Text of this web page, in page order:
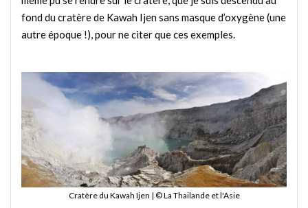
fond du cratère de Kawah Ijen sans masque d’oxygène (une
autre époque !), pour ne citer que ces exemples.
Cratère du Kawah Ijen | © La Thailande et l'Asie